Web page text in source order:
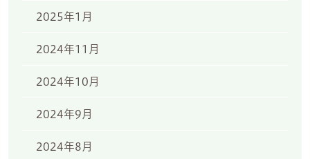
2025年1月
2024年11月
2024年10月
2024年9月
2024年8月